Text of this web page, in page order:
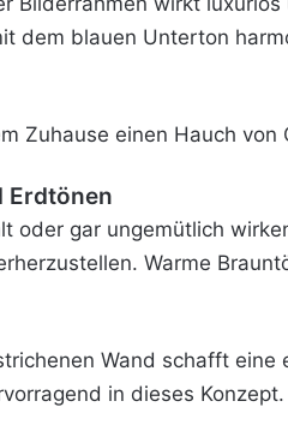
dem blauen Unterton
Zuhause einen Hauch von
Erdtönen
oder gar ungemütlich
Warme
Wand schafft
in dieses